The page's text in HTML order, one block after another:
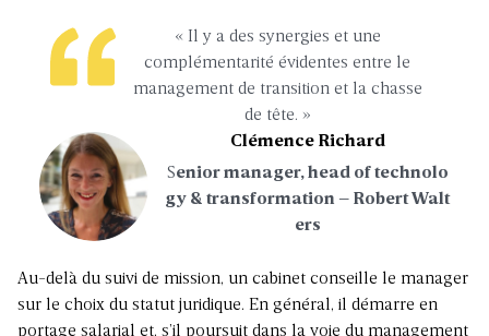
Clémence Richard
Senior manager, head of technolo
gy & transformation – Robert Walt
ers
« Il y a des synergies et une
complémentarité évidentes entre le
management de transition et la chasse
de tête. »
Au-delà du suivi de mission, un cabinet conseille le manager
sur le choix du statut juridique. En général, il démarre en
portage salarial et, s’il poursuit dans la voie du management